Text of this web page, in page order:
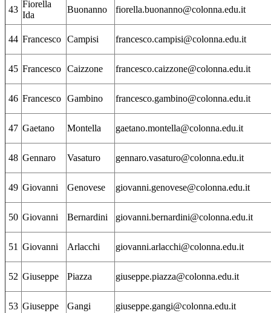
43
Fiorella
Ida
Buonanno fiorella.buonanno@colonna.edu.it
44 Francesco Campisi francesco.campisi@colonna.edu.it
45 Francesco Caizzone francesco.caizzone@colonna.edu.it
46 Francesco Gambino francesco.gambino@colonna.edu.it
47 Gaetano Montella gaetano.montella@colonna.edu.it
48 Gennaro Vasaturo gennaro.vasaturo@colonna.edu.it
49 Giovanni Genovese giovanni.genovese@colonna.edu.it
50 Giovanni Bernardini giovanni.bernardini@colonna.edu.it
51 Giovanni Arlacchi giovanni.arlacchi@colonna.edu.it
52 Giuseppe Piazza giuseppe.piazza@colonna.edu.it
53 Giuseppe Gangi giuseppe.gangi@colonna.edu.it